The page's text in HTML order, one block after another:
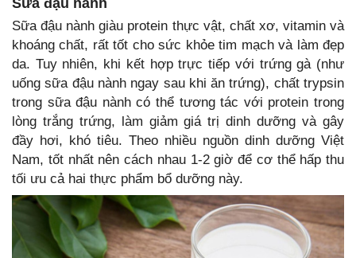
Sữa đậu nành
Sữa đậu nành giàu protein thực vật, chất xơ, vitamin và
khoáng chất, rất tốt cho sức khỏe tim mạch và làm đẹp
da. Tuy nhiên, khi kết hợp trực tiếp với trứng gà (như
uống sữa đậu nành ngay sau khi ăn trứng), chất trypsin
trong sữa đậu nành có thể tương tác với protein trong
lòng trắng trứng, làm giảm giá trị dinh dưỡng và gây
đầy hơi, khó tiêu. Theo nhiều nguồn dinh dưỡng Việt
Nam, tốt nhất nên cách nhau 1-2 giờ để cơ thể hấp thu
tối ưu cả hai thực phẩm bổ dưỡng này.